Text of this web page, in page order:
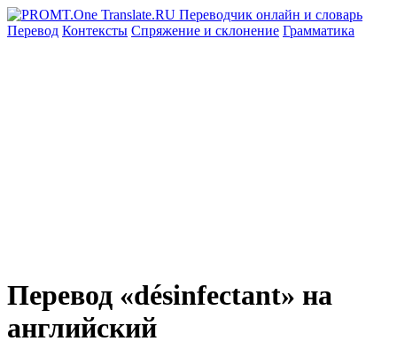
Перевод Контексты Спряжение и склонение Грамматика
Перевод «désinfectant» на
английский